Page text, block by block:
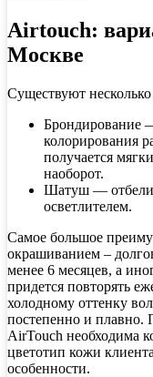
Airtouch:
Москве
Существуют
Брондирование
колорирования
получается
наоборот.
Шатуш —
осветлителем.
Самое большое
окрашиванием –
менее 6 месяцев, а
придется повторять
холодному оттенку
постепенно и плавно.
AirTouch необходима
цветотип кожи
особенности.